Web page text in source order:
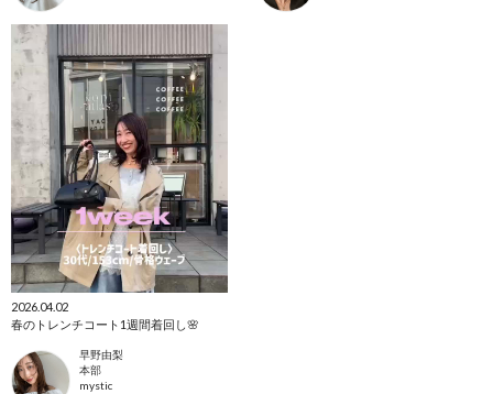
2026.04.02
春のトレンチコート1週間着回し🌸
早野由梨
本部
mystic